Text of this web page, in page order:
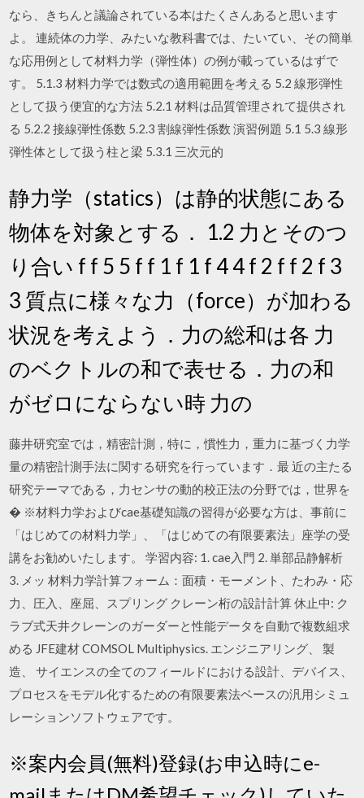
なら、きちんと議論されている本はたくさんあると思います
よ。 連続体の力学、みたいな教科書では、たいてい、その簡単
な応用例として材料力学（弾性体）の例が載っているはずで
す。 5.1.3 材料力学では数式の適用範囲を考える 5.2 線形弾性
として扱う便宜的な方法 5.2.1 材料は品質管理されて提供され
る 5.2.2 接線弾性係数 5.2.3 割線弾性係数 演習例題 5.1 5.3 線形
弾性体として扱う柱と梁 5.3.1 三次元的
静力学（statics）は静的状態にある
物体を対象とする． 1.2 力とそのつ
り合い f f 5 5 f f 1 f 1 f 4 4 f 2 f f 2 f 3
3 質点に様々な力（force）が加わる
状況を考えよう．力の総和は各 力
のベクトルの和で表せる．力の和
がゼロにならない時 力の
藤井研究室では，精密計測，特に，慣性力，重力に基づく力学
量の精密計測手法に関する研究を行っています．最 近の主たる
研究テーマである，力センサの動的校正法の分野では，世界を
� ※材料力学およびcae基礎知識の習得が必要な方は、事前に
「はじめての材料力学」、「はじめての有限要素法」座学の受
講をお勧めいたします。 学習内容: 1. cae入門 2. 単部品静解析
3. メッ 材料力学計算フォーム：面積・モーメント、たわみ・応
力、圧入、座屈、スプリング クレーン桁の設計計算 休止中: ク
ラブ式天井クレーンのガーダーと性能データを自動で複数組求
める JFE建材 COMSOL Multiphysics. エンジニアリング、 製
造、 サイエンスの全てのフィールドにおける設計、デバイス、
プロセスをモデル化するための有限要素法ベースの汎用シミュ
レーションソフトウェアです。
※案内会員(無料)登録(お申込時にe-